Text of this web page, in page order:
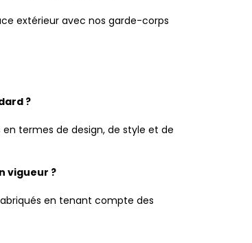
extérieur avec nos garde-corps
?
termes de design, de style et de
vigueur ?
en tenant compte des